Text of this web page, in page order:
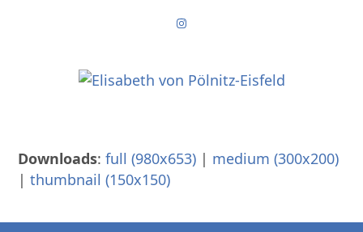
Instagram
Downloads:full (980x653) | medium (300x200)
|thumbnail (150x150)